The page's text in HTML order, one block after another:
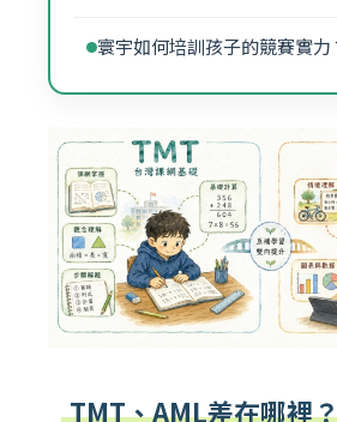
寰宇如何培訓孩子的競賽實力
TMT、AML差在哪裡